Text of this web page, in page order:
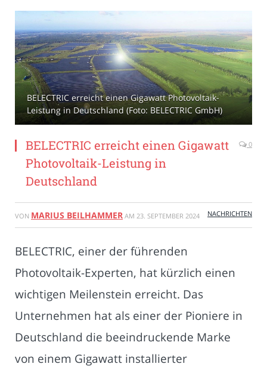
BELECTRIC erreicht einen Gigawatt Photovoltaik-
Leistung in Deutschland (Foto: BELECTRIC GmbH)
BELECTRIC erreicht einen Gigawatt
Photovoltaik-Leistung in
Deutschland
0
VON MARIUS BEILHAMMER AM 23. SEPTEMBER 2024 NACHRICHTEN
BELECTRIC, einer der führenden
Photovoltaik-Experten, hat kürzlich einen
wichtigen Meilenstein erreicht. Das
Unternehmen hat als einer der Pioniere in
Deutschland die beeindruckende Marke
von einem Gigawatt installierter